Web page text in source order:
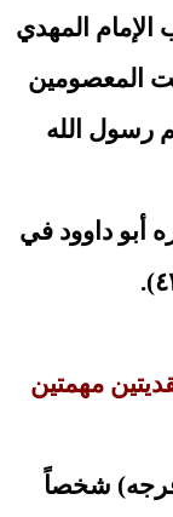
الإمام المهدي
المعصومين
رسول الله
أبو داوود في
مهمتين
فرجه) شخصاً